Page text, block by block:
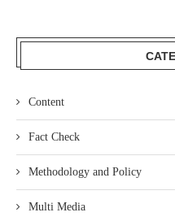
Content
Fact Check
Methodology and Policy
Multi Media